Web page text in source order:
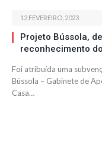
12 FEVEREIRO, 2023
Projeto Bússola,
reconhecimento
Foi atribuída uma
Bússola – Gabinete de
Casa…